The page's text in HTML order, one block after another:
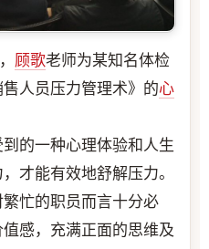
顾歌老师为某知名体检
人员压力管理术》的心
的一种心理体验和人生
才能有效地舒解压力。
忙的职员而言十分必
感，充满正面的思维及